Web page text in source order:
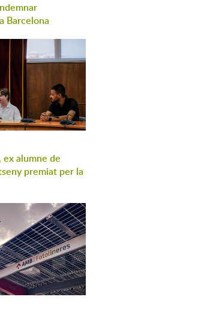
Barcelona
ex alumne de
premiat per la